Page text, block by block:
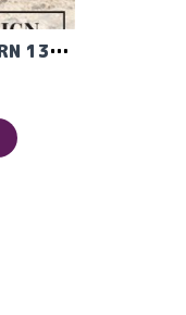
SOCKOR I FABEL ULLGARN 13015